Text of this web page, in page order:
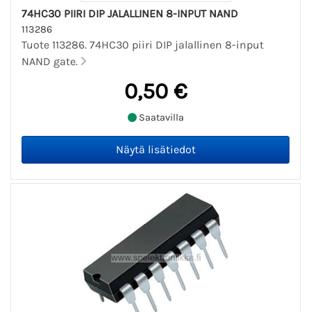
74HC30 PIIRI DIP JALALLINEN 8-INPUT NAND
113286
Tuote 113286. 74HC30 piiri DIP jalallinen 8-input
NAND gate.
0,50 €
Saatavilla